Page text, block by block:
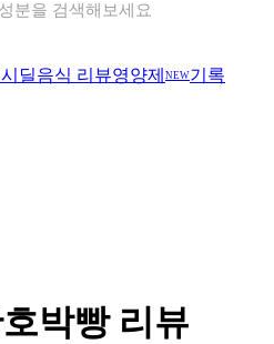
음식 검색해보세요
딜음식 리뷰영양제 NEW기록
박빵 리뷰